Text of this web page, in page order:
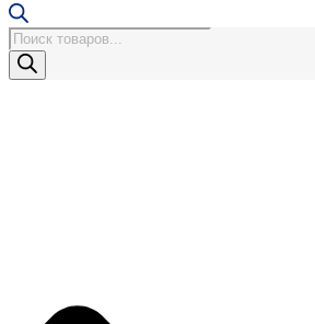
Поиск
товаров